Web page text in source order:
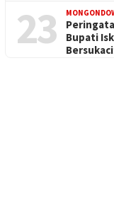
23
Bupati